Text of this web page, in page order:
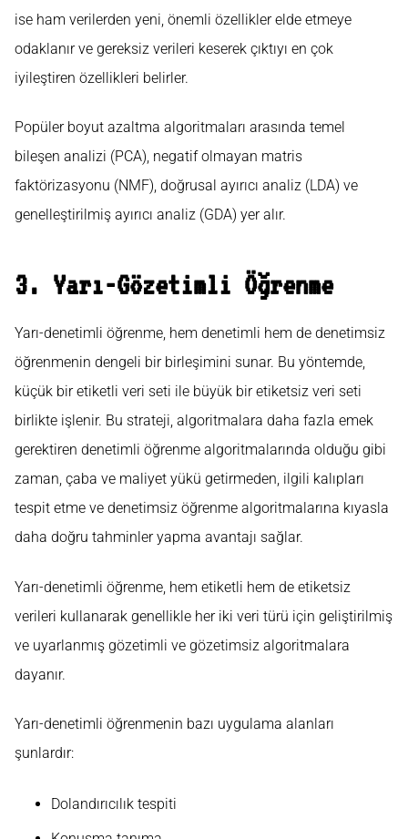
ise ham verilerden yeni, önemli özellikler elde etmeye
odaklanır ve gereksiz verileri keserek çıktıyı en çok
iyileştiren özellikleri belirler.
Popüler boyut azaltma algoritmaları arasında temel
bileşen analizi (PCA), negatif olmayan matris
faktörizasyonu (NMF), doğrusal ayırıcı analiz (LDA) ve
genelleştirilmiş ayırıcı analiz (GDA) yer alır.
3. Yarı-Gözetimli Öğrenme
Yarı-denetimli öğrenme, hem denetimli hem de denetimsiz
öğrenmenin dengeli bir birleşimini sunar. Bu yöntemde,
küçük bir etiketli veri seti ile büyük bir etiketsiz veri seti
birlikte işlenir. Bu strateji, algoritmalara daha fazla emek
gerektiren denetimli öğrenme algoritmalarında olduğu gibi
zaman, çaba ve maliyet yükü getirmeden, ilgili kalıpları
tespit etme ve denetimsiz öğrenme algoritmalarına kıyasla
daha doğru tahminler yapma avantajı sağlar.
Yarı-denetimli öğrenme, hem etiketli hem de etiketsiz
verileri kullanarak genellikle her iki veri türü için geliştirilmiş
ve uyarlanmış gözetimli ve gözetimsiz algoritmalara
dayanır.
Yarı-denetimli öğrenmenin bazı uygulama alanları
şunlardır:
Dolandırıcılık tespiti